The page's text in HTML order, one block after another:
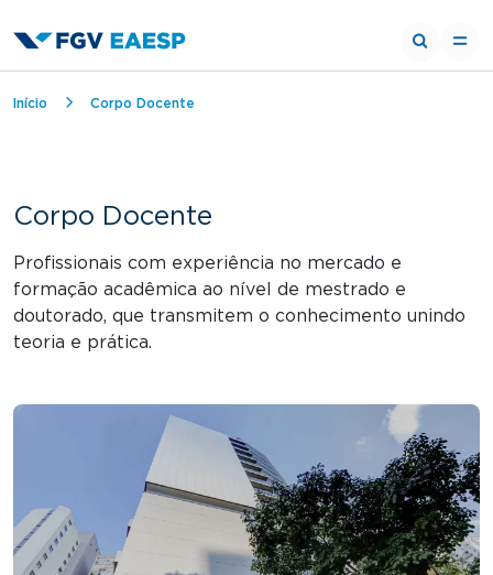
Trilha de navegação
Início Corpo Docente
Corpo Docente
Profissionais com experiência no mercado e
formação acadêmica ao nível de mestrado e
doutorado, que transmitem o conhecimento unindo
teoria e prática.